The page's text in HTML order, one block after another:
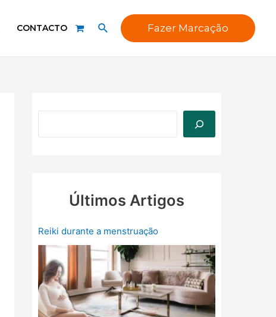
CONTACTO Fazer Marcação
Últimos Artigos
Reiki durante a menstruação